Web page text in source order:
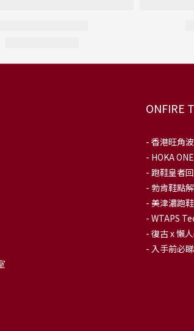
ONFIRE
- 香港旺角
- HOKA
- 跑鞋皇者
- 勃肯鞋點
- 美津濃跑
- WTAPS
- 復古 x 懶
- 入手前必